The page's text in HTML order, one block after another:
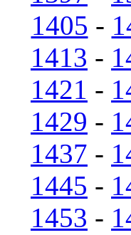
1405 -
1413 -
1421 -
1429 -
1437 -
1445 -
1453 -